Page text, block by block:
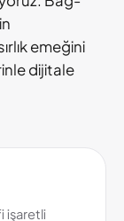
emeğini
dijitale
işaretli